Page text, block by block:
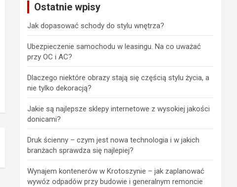
Ostatnie wpisy
Jak dopasować schody do stylu wnętrza?
Ubezpieczenie samochodu w leasingu. Na co uważać
przy OC i AC?
Dlaczego niektóre obrazy stają się częścią stylu życia, a
nie tylko dekoracją?
Jakie są najlepsze sklepy internetowe z wysokiej jakości
donicami?
Druk ścienny – czym jest nowa technologia i w jakich
branżach sprawdza się najlepiej?
Wynajem kontenerów w Krotoszynie – jak zaplanować
wywóz odpadów przy budowie i generalnym remoncie